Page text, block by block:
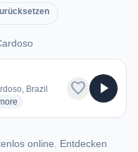
Cardoso
Brazil
genres for Rádio Guajuvira FM
favorite play_arrow
online. Entdecken